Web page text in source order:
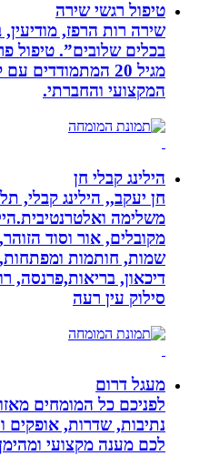
טיפול רגשי שירה
שירה רות הרפז, מודיעין,
בכלים שלובים”. טיפול פרטני
מגיל 20 המתמודדים עם
המקצועי והחברתי.
הילינג קבלי חן
חן יעקב,, הילינג קבלי, תל
משלימה ואלטרנטיבית.הילינג
מקובלים, אור וסוד הזוהר, גוף
שמות, חותמות ומפתחות,
דיכאון, בריאות,פרנסה,
סילוק עין רעה
מעגל דרום
לפניכם כל המומחים מאזור
נתיבות, שדרות, אופקים
לכם מענה מקצועי ומהימן